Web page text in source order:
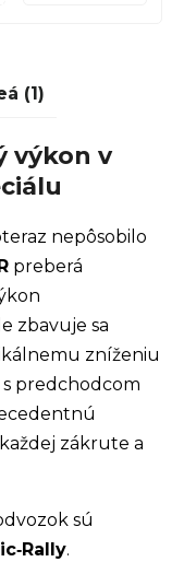
(1)
výkon v
nepôsobilo
preberá
zbavuje sa
zníženiu
predchodcom
zákrute a
sú
.